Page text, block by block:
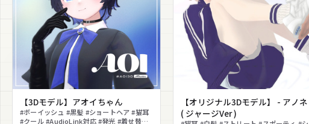
【3Dモデル】アオイちゃん
#ボーイッシュ #黒髪 #ショートヘア #猫耳
#クール #AudioLink対応 #発光 #着せ替え
【オリジナル3Dモデル】 - アノ
( ジャージVer )